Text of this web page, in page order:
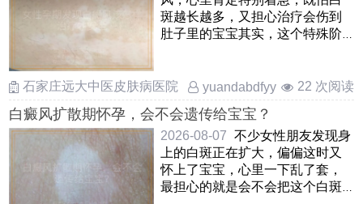
斑越长越多，又担心治疗会伤到
肚子里的宝宝其实，这个特殊阶
石家庄远大中医皮肤病医院
yuandabdfyy 22 次阅读
白癜风扩散期怀孕，会不会遗传给宝宝？
2026-08-07 不少女性朋友发现身
上的白斑正在扩大，偏偏这时又
怀上了宝宝，心里一下乱了套，
最担心的就是会不会把这个白斑